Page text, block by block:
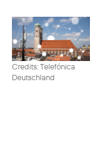
Credits: Telefónica
Deutschland